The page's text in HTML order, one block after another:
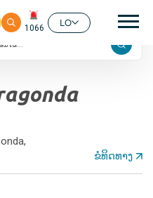
ຊີ້ນໍ
1066
LO
ຂໍທິດທາງ